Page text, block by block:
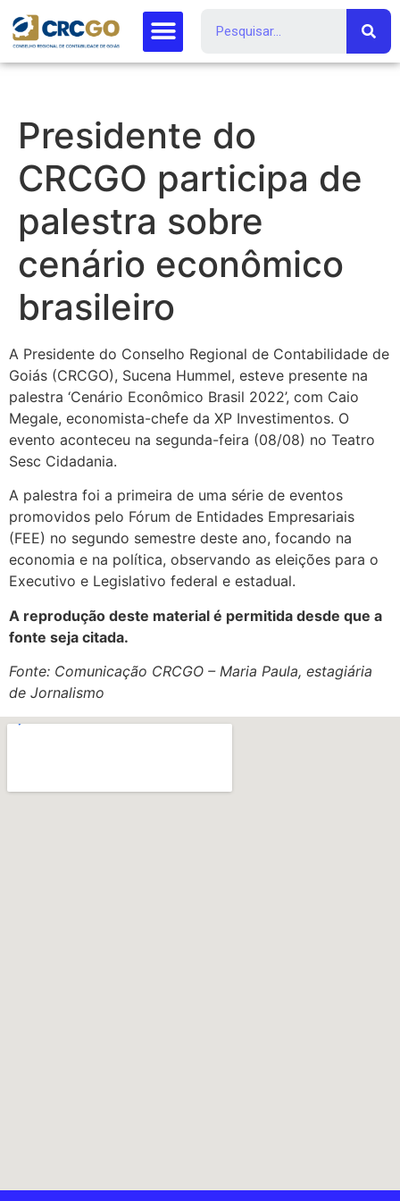
Presidente do
CRCGO participa de
palestra sobre
cenário econômico
brasileiro
A Presidente do Conselho Regional de Contabilidade de
Goiás (CRCGO), Sucena Hummel, esteve presente na
palestra ‘Cenário Econômico Brasil 2022’, com Caio
Megale, economista-chefe da XP Investimentos. O
evento aconteceu na segunda-feira (08/08) no Teatro
Sesc Cidadania.
A palestra foi a primeira de uma série de eventos
promovidos pelo Fórum de Entidades Empresariais
(FEE) no segundo semestre deste ano, focando na
economia e na política, observando as eleições para o
Executivo e Legislativo federal e estadual.
A reprodução deste material é permitida desde que a
fonte seja citada.
Fonte: Comunicação CRCGO – Maria Paula, estagiária
de Jornalismo